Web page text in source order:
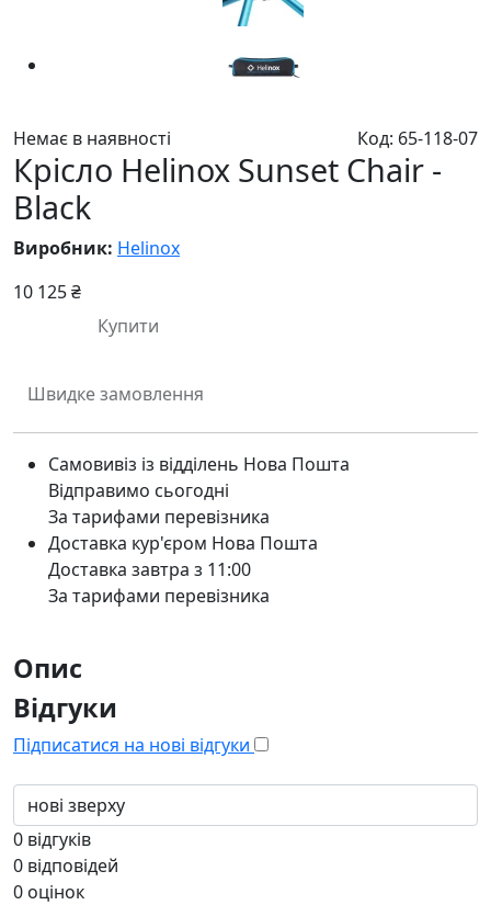
Немає в наявності Код: 65-118-07
Крісло Helinox Sunset Chair -
Black
Виробник: Helinox
10 125 ₴
Купити
Швидке замовлення
Самовивіз із відділень Нова Пошта
Відправимо сьогодні
За тарифами перевізника
Доставка кур'єром Нова Пошта
Доставка завтра з 11:00
За тарифами перевізника
Опис
Відгуки
Підписатися на нові відгуки
0 відгуків
0 відповідей
0 оцінок